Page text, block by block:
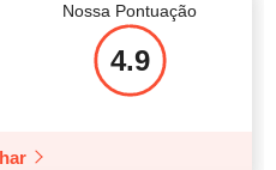
$18.50
Nossa Pontuação
4.9